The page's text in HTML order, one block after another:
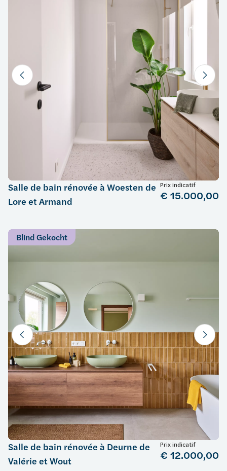
Salle de bain rénovée à Woesten de
Lore et Armand
Prix indicatif
€ 15.000,00
Blind Gekocht
Salle de bain rénovée à Deurne de
Valérie et Wout
Prix indicatif
€ 12.000,00